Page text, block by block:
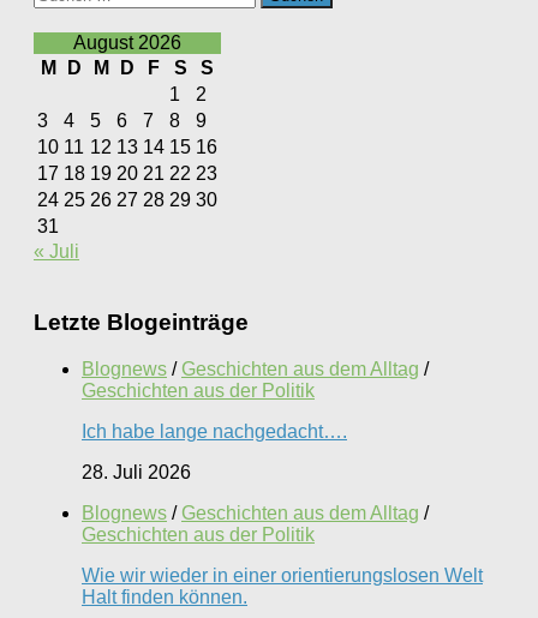
nach:
August 2026
M
D M D F S
S
1
2
3
4 5 6 7 8
9
10 11 12 13 14 15 16
17 18 19 20 21 22 23
24 25 26 27 28 29 30
31
« Juli
Letzte Blogeinträge
Blognews / Geschichten aus dem Alltag /
Geschichten aus der Politik
Ich habe lange nachgedacht….
28. Juli 2026
Blognews / Geschichten aus dem Alltag /
Geschichten aus der Politik
Wie wir wieder in einer orientierungslosen Welt
Halt finden können.